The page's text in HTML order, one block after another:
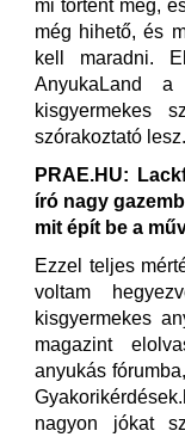
mi történt meg,
még hihető, és
kell maradni.
AnyukaLand
kisgyermekes
szórakoztató lesz.
PRAE.HU:
író nagy
mit épít be a
Ezzel teljes
voltam
kisgyermekes
magazint
anyukás
nagyon jókat